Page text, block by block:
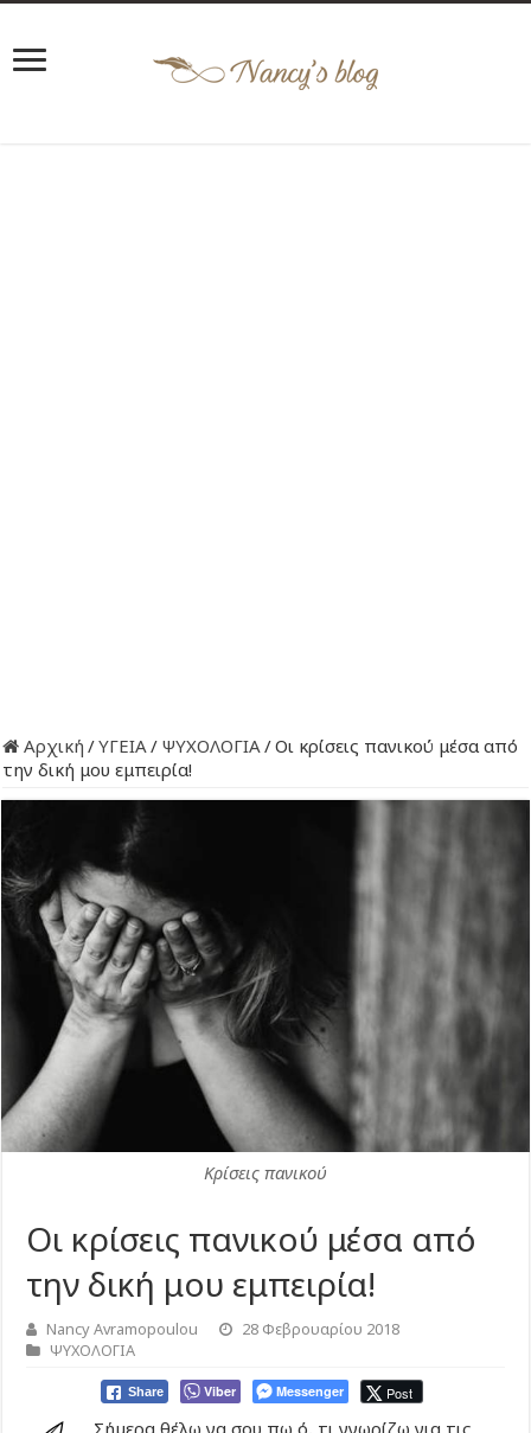
Αρχική /ΥΓΕΙΑ/ ΨΥΧΟΛΟΓΙΑ/Οι κρίσεις πανικού μέσα από
την δική μου εμπειρία!
Κρίσεις πανικού
Οι κρίσεις πανικού μέσα από
την δική μου εμπειρία!
Nancy Avramopoulou
28 Φεβρουαρίου 2018
ΨΥΧΟΛΟΓΙΑ
Share Viber Messenger Post